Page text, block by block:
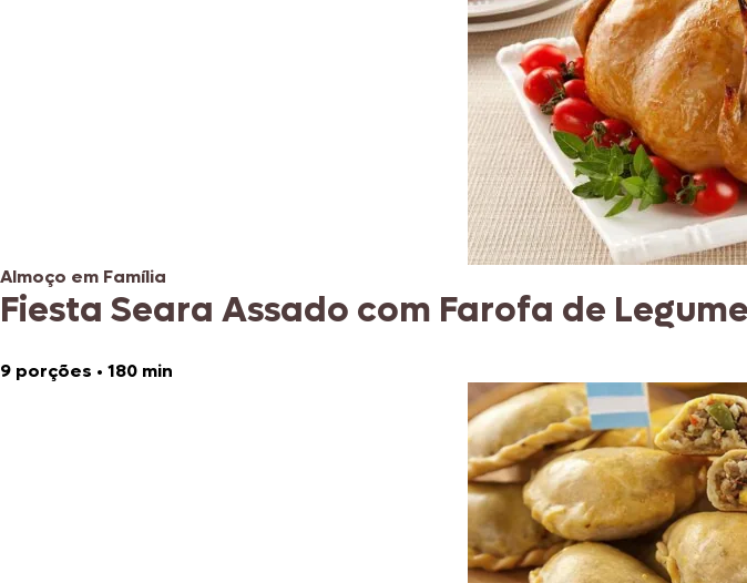
Almoço em Família
Fiesta Seara Assado com Farofa de
9 porções • 180 min